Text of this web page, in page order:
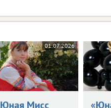
01.07.2026
Мисс